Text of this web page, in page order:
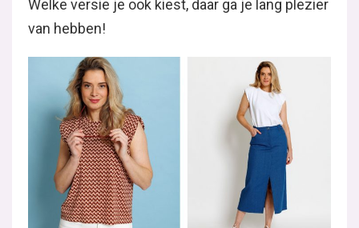
Welke versie je ook kiest, daar ga je lang plezier
van hebben!